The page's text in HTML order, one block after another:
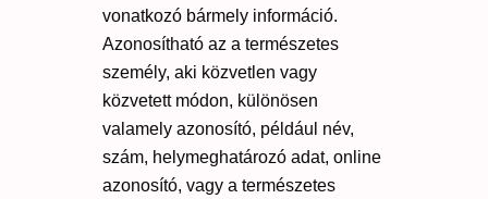
vonatkozó bármely információ.
Azonosítható az a természetes
személy, aki közvetlen vagy
közvetett módon, különösen
valamely azonosító, például név,
szám, helymeghatározó adat, online
azonosító, vagy a természetes